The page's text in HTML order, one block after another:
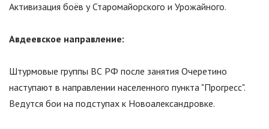
Активизация боёв у Старомайорского и Урожайного.
Авдеевское направление:
Штурмовые группы ВС РФ после занятия Очеретино
наступают в направлении населенного пункта "Прогресс".
Ведутся бои на подступах к Новоалександровке.